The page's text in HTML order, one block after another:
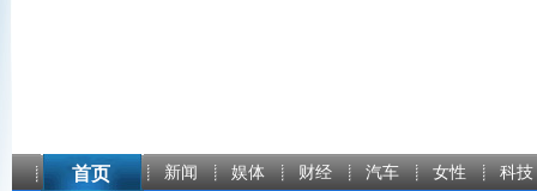
首页 新闻 娱体 财经 汽车 女性 科技